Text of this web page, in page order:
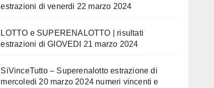
estrazioni di venerdi 22 marzo 2024
LOTTO e SUPERENALOTTO | risultati
estrazioni di GIOVEDI 21 marzo 2024
SiVinceTutto – Superenalotto estrazione di
mercoledi 20 marzo 2024 numeri vincenti e